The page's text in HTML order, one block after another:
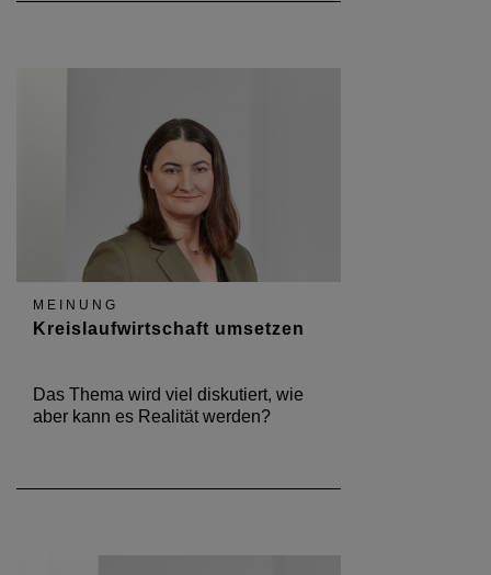
MEINUNG
Kreislaufwirtschaft umsetzen
Das Thema wird viel diskutiert, wie
aber kann es Realität werden?